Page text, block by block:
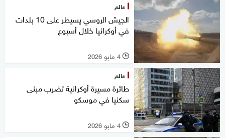
عالم
الجيش الروسي يسيطر على 10 بلدات
في أوكرانيا خلال أسبوع
l 4 مايو 2026
عالم
طائرة مسيرة أوكرانية تضرب مبنى
سكنيا في موسكو
l 4 مايو 2026